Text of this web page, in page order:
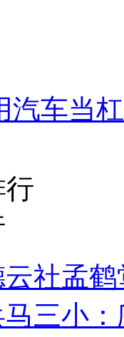
汽车当
行
云社孟
三小